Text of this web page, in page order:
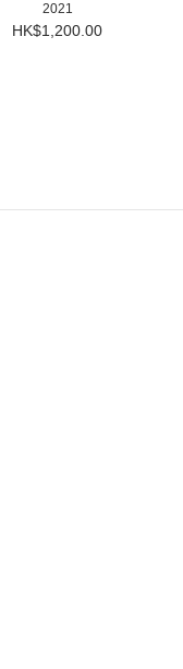
2021
HK$1,200.00